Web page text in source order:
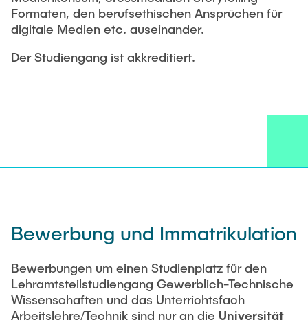
Formaten, den berufsethischen Ansprüchen für
digitale Medien etc. auseinander.
Der Studiengang ist akkreditiert.
Bewerbung und Immatrikulation
Bewerbungen um einen Studienplatz für den
Lehramtsteilstudiengang Gewerblich-Technische
Wissenschaften und das Unterrichtsfach
Arbeitslehre/Technik sind nur an die Universität